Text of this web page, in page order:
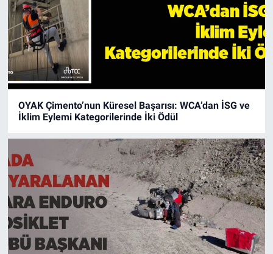
OYAK Çimento’nun Küresel Başarısı: WCA’dan İSG ve
İklim Eylemi Kategorilerinde İki Ödül